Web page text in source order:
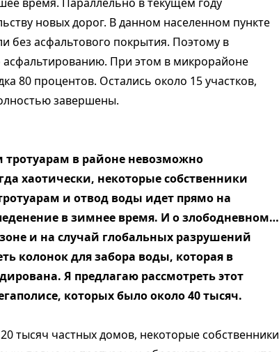
новых дорог. В данном населенном пункте
без асфальтового покрытия. Поэтому в
При этом в микрорайоне
80 процентов. Остались около 15 участков,
завершены.
в районе невозможно
хаотически, некоторые собственники
и отвод воды идет прямо на
в зимнее время. И о злободневном…
и на случай глобальных разрушений
колонок для забора воды, которая в
Я предлагаю рассмотреть этот
которых было около 40 тысяч.
тысяч частных домов, некоторые собственники